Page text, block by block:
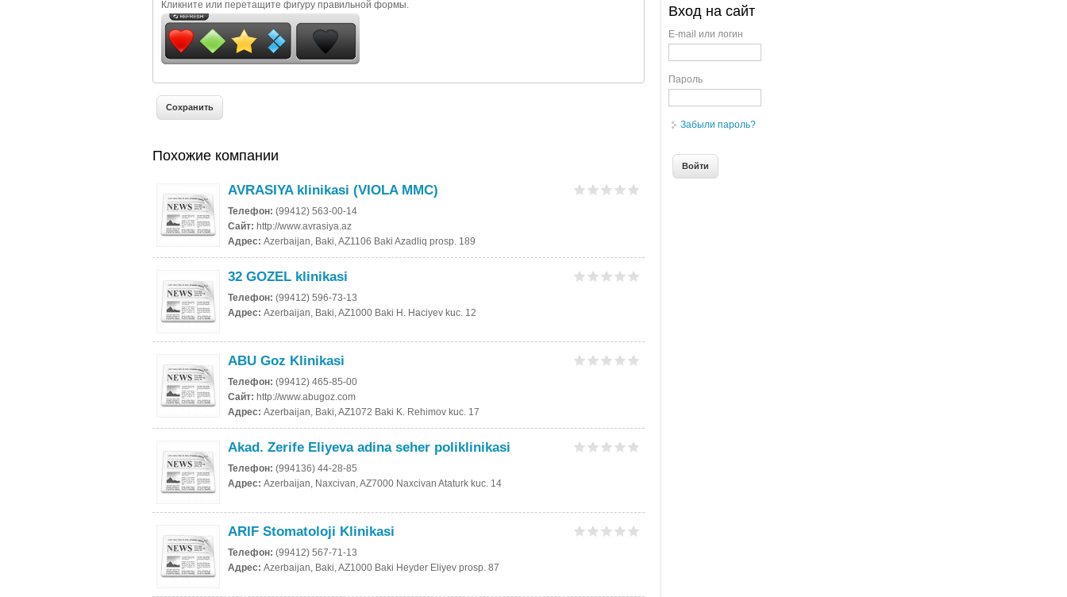
Кликните или перетащите фигуру правильной формы.
Похожие компании
AVRASIYA klinikasi (VIOLA MMC)
Телефон: (99412) 563-00-14
Сайт: http://www.avrasiya.az
Адрес: Azerbaijan, Baki, AZ1106 Baki Azadliq prosp. 189
32 GOZEL klinikasi
Телефон: (99412) 596-73-13
Адрес: Azerbaijan, Baki, AZ1000 Baki H. Haciyev kuc. 12
ABU Goz Klinikasi
Телефон: (99412) 465-85-00
Сайт: http://www.abugoz.com
Адрес: Azerbaijan, Baki, AZ1072 Baki K. Rehimov kuc. 17
Akad. Zerife Eliyeva adina seher poliklinikasi
Телефон: (994136) 44-28-85
Адрес: Azerbaijan, Naxcivan, AZ7000 Naxcivan Ataturk kuc. 14
ARIF Stomatoloji Klinikasi
Телефон: (99412) 567-71-13
Адрес: Azerbaijan, Baki, AZ1000 Baki Heyder Eliyev prosp. 87
Вход на сайт
E-mail или логин
Пароль
Забыли пароль?